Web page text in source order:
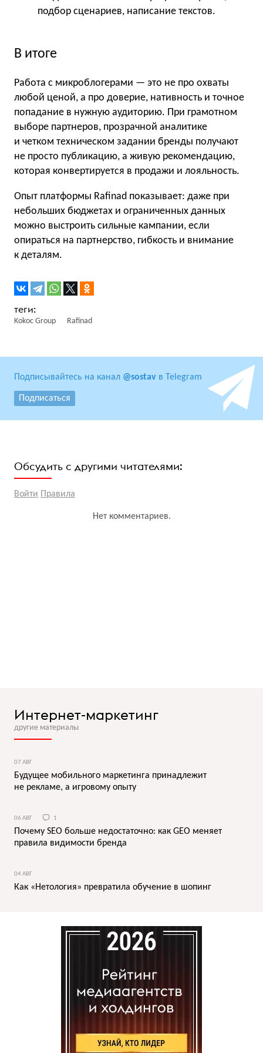
подбор сценариев, написание текстов.
В итоге
Работа с микроблогерами — это не про охваты
любой ценой, а про доверие, нативность и точное
попадание в нужную аудиторию. При грамотном
выборе партнеров, прозрачной аналитике
и четком техническом задании бренды получают
не просто публикацию, а живую рекомендацию,
которая конвертируется в продажи и лояльность.
Опыт платформы Rafinad показывает: даже при
небольших бюджетах и ограниченных данных
можно выстроить сильные кампании, если
опираться на партнерство, гибкость и внимание
к деталям.
Kokoc Group Rafinad
Подписывайтесь на канал @sostav в Telegram
Подписаться
Обсудить с другими читателями:
Войти Правила
Нет комментариев.
Интернет-маркетинг
другие материалы
07 АВГ
Будущее мобильного маркетинга принадлежит
не рекламе, а игровому опыту
06 АВГ 1
Почему SEO больше недостаточно: как GEO меняет
правила видимости бренда
04 АВГ
Как «Нетология» превратила обучение в шопинг